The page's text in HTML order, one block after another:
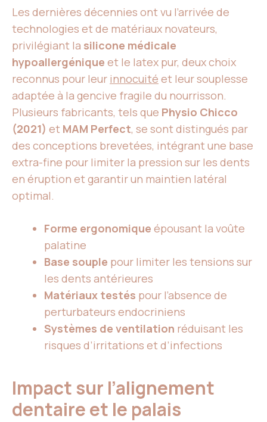
Les dernières décennies ont vu l’arrivée de
technologies et de matériaux novateurs,
privilégiant la silicone médicale
hypoallergénique et le latex pur, deux choix
reconnus pour leur innocuité et leur souplesse
adaptée à la gencive fragile du nourrisson.
Plusieurs fabricants, tels que Physio Chicco
(2021) et MAM Perfect, se sont distingués par
des conceptions brevetées, intégrant une base
extra-fine pour limiter la pression sur les dents
en éruption et garantir un maintien latéral
optimal.
Forme ergonomique épousant la voûte
palatine
Base souple pour limiter les tensions sur
les dents antérieures
Matériaux testés pour l’absence de
perturbateurs endocriniens
Systèmes de ventilation réduisant les
risques d’irritations et d’infections
Impact sur l’alignement
dentaire et le palais